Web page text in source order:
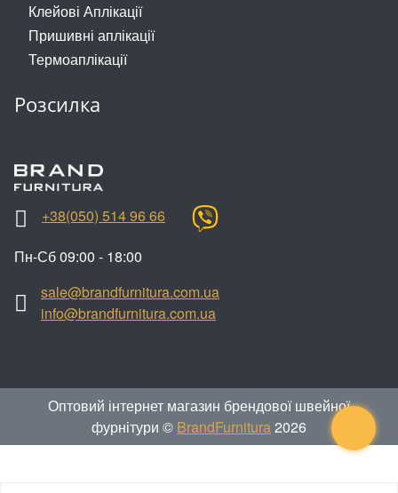
Клейові Аплікації
Пришивні аплікації
Термоаплікації
Розсилка
+38(050) 514 96 66
Пн-Сб 09:00 - 18:00
sale@brandfurnitura.com.ua
info@brandfurnitura.com.ua
Оптовий інтернет магазин брендової швейної
фурнітури © BrandFurnitura2026